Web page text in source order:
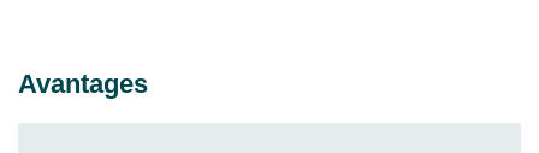
Avantages